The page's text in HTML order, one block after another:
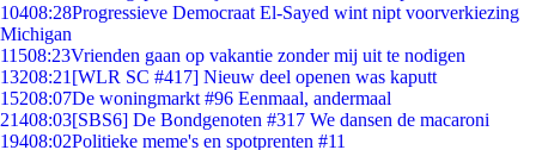
10408:28Progressieve Democraat El-Sayed wint nipt voorverkiezing
Michigan
11508:23Vrienden gaan op vakantie zonder mij uit te nodigen
13208:21 [WLR SC #417] Nieuw deel openen was kaputt
15208:07De woningmarkt #96 Eenmaal, andermaal
21408:03[SBS6] De Bondgenoten #317 We dansen de macaroni
19408:02Politieke meme's en spotprenten #11